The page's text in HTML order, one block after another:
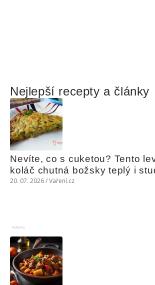
Nejlepší recepty a články
Nevíte, co s cuketou? Tento
koláč chutná božsky teplý i
20. 07. 2026 / Vaření.cz
Reklama